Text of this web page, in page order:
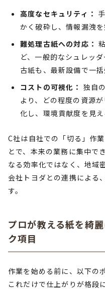
高度なセキュリティ：
かく破砕し、情報漏洩を
難処理古紙への対応：
ど、一般的なシュレッ
古紙も、最新設備で一括
コストの可視化： 独自
より、どの程度の資源
化し、環境貢献度を見え
C社は自社での「切る」作
とで、本来の業務に集中で
なる効率化ではなく、地域
会社トヨダとの連携による
す。
プロが教える紙を綺
ク項目
作業を始める前に、以下の
これだけで仕上がりが格段